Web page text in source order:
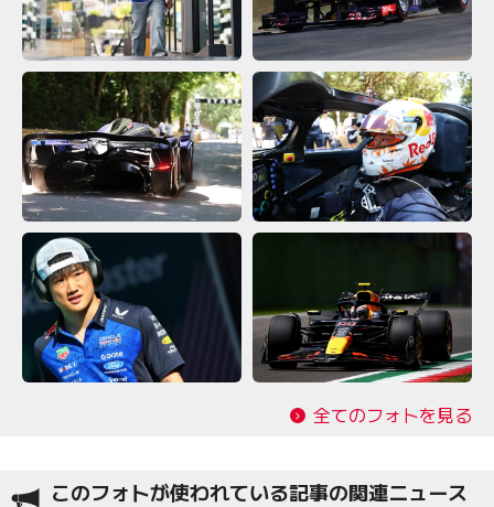
全てのフォトを見る
このフォトが使われている記事の関連ニュース